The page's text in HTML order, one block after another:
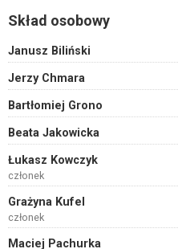
Skład osobowy
Janusz Biliński
Jerzy Chmara
Bartłomiej Grono
Beata Jakowicka
Łukasz Kowczyk
członek
Grażyna Kufel
członek
Maciej Pachurka